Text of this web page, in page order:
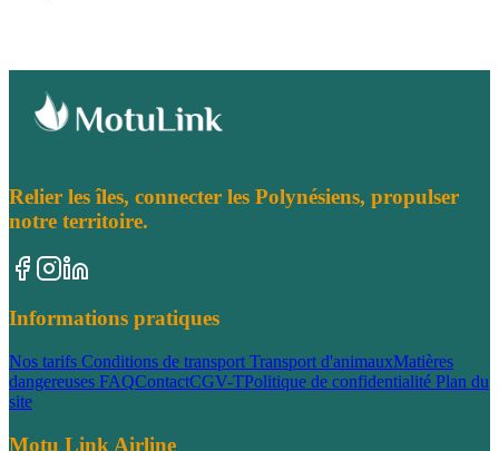
Relier les îles, connecter les Polynésiens, propulser
notre territoire.
Informations pratiques
Nos tarifs Conditions de transport Transport d'animauxMatières
dangereuses FAQContactCGV-TPolitique de confidentialité Plan du
site
Motu Link Airline